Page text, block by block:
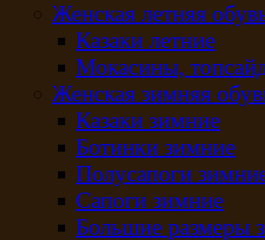
Женская летняя
Казаки летние
Мокасины,
Женская зимняя
Казаки зимние
Ботинки зимние
Полусапоги
Сапоги зимние
Большие размеры